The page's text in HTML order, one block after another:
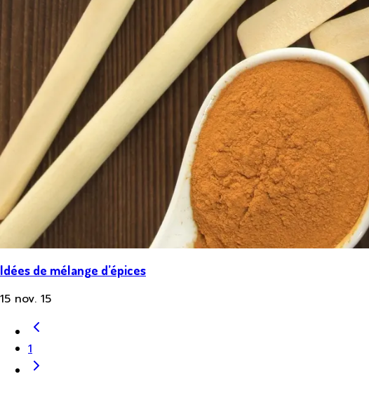
Idées de mélange d’épices
15 nov. 15
1